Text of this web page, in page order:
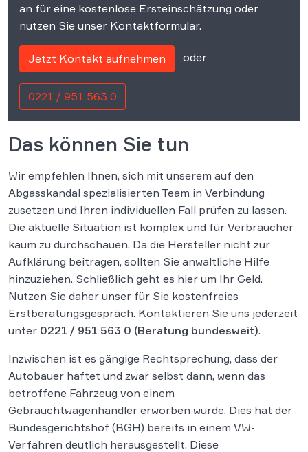
an für eine kostenlose Ersteinschätzung oder
nutzen Sie unser Kontaktformular.
Jetzt Kontakt aufnehmen oder
0221 / 951 563 0
Das können Sie tun
Wir empfehlen Ihnen, sich mit unserem auf den
Abgasskandal spezialisierten Team in Verbindung
zusetzen und Ihren individuellen Fall prüfen zu lassen.
Die aktuelle Situation ist komplex und für Verbraucher
kaum zu durchschauen. Da die Hersteller nicht zur
Aufklärung beitragen, sollten Sie anwaltliche Hilfe
hinzuziehen. Schließlich geht es hier um Ihr Geld.
Nutzen Sie daher unser für Sie kostenfreies
Erstberatungsgespräch. Kontaktieren Sie uns jederzeit
unter 0221 / 951 563 0 (Beratung bundesweit).
Inzwischen ist es gängige Rechtsprechung, dass der
Autobauer haftet und zwar selbst dann, wenn das
betroffene Fahrzeug von einem
Gebrauchtwagenhändler erworben wurde. Dies hat der
Bundesgerichtshof (BGH) bereits in einem VW-
Verfahren deutlich herausgestellt. Diese